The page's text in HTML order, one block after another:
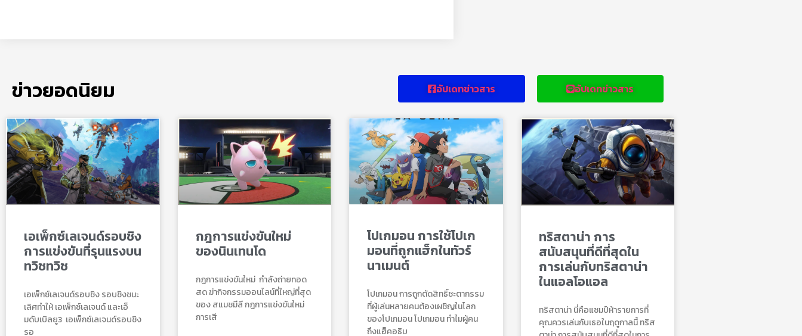
ข่าวยอดนิยม อัปเดทข่าวสาร อัปเดทข่าวสาร
เอเพ็กซ์เลเจนด์รอบชิง
การแข่งขันที่รุนแรงบน
ทวิชทวิช
เอเพ็กซ์เลเจนด์รอบชิง รอบชิงชนะ
เลิศทำให้ เอเพ็กซ์เลเจนด์ และเอ็
มดับเบิลยู3 เอเพ็กซ์เลเจนด์รอบชิง
รอ
กฎการแข่งขันใหม่
ของนินเทนโด
กฎการแข่งขันใหม่ กําลังถ่ายทอด
สด ฆ่ากิจกรรมออนไลน์ที่ใหญ่ที่สุด
ของ สแมชมีลี กฎการแข่งขันใหม่
การเสี
โปเกมอน การใช้โปเก
มอนที่ถูกแฮ็กในทัวร์
นาเมนต์
โปเกมอน การถูกตัดสิทธิ์ชะตากรรม
ที่ผู้เล่นหลายคนต้องเผชิญในโลก
ของโปเกมอน โปเกมอน ทำไมผู้คน
ถึงแฮ็คอธิบ
ทริสตาน่า การ
สนับสนุนที่ดีที่สุดใน
การเล่นกับทริสตาน่า
ในแอลโอแอล
ทริสตาน่า นี่คือแชมป์ห้ารายการที่
คุณควรเล่นกับเธอในฤดูกาลนี้ ทริส